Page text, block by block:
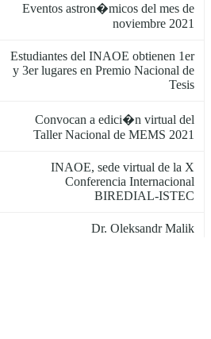
Eventos astron�micos del mes de
noviembre 2021
Estudiantes del INAOE obtienen 1er
y 3er lugares en Premio Nacional de
Tesis
Convocan a edici�n virtual del
Taller Nacional de MEMS 2021
INAOE, sede virtual de la X
Conferencia Internacional
BIREDIAL-ISTEC
Dr. Oleksandr Malik